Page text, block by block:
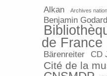
Alkan Archives
Benjamin Godard
de France
Bärenreiter CD
Cité de la